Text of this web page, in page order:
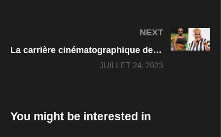
NEXT
La carrière cinématographique de l’actrice comédienne, Adrienne Koutouan
JUILLET 24, 2023
You might be interested in